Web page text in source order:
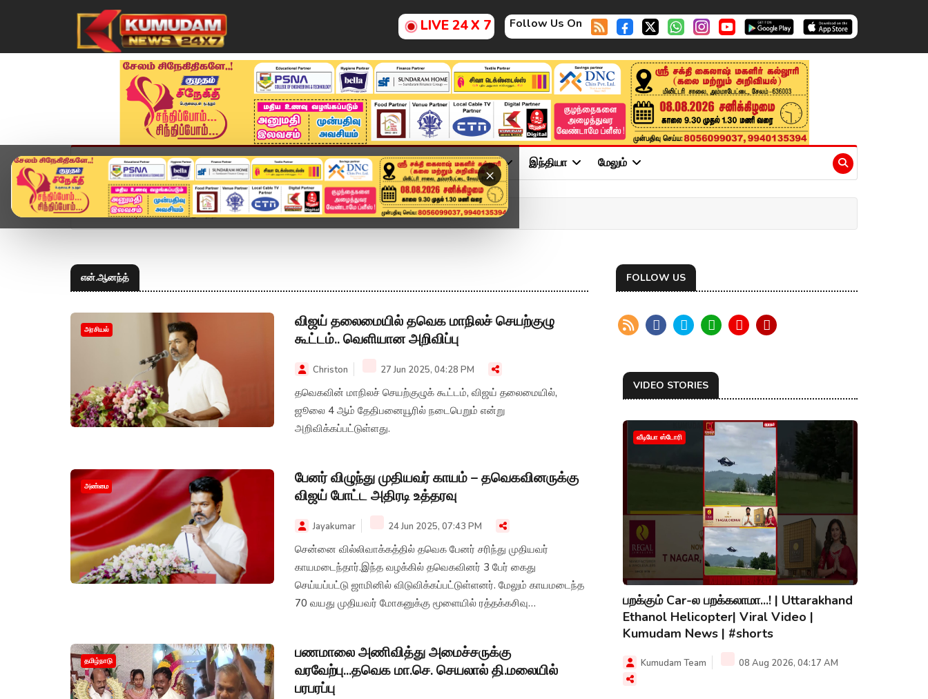
LIVE 24 X 7 Follow Us On
×
முகப்பு விளையாட்டு அண்மை தமிழ்நாடு சினிமா அரசியல் விளையாட்டு இந்தியா மேலும்
Home Topics என்.ஆனந்த்
என்.ஆனந்த்
அரசியல்
விஜய் தலைமையில் தவெக மாநிலச் செயற்குழு
கூட்டம்.. வெளியான அறிவிப்பு
Christon 27 Jun 2025, 04:28 PM
தவெகவின் மாநிலச் செயற்குழுக் கூட்டம், விஜய் தலைமையில்,
ஜூலை 4 ஆம் தேதிபனையூரில் நடைபெறும் என்று
அறிவிக்கப்பட்டுள்ளது.
அண்மை
பேனர் விழுந்து முதியவர் காயம் – தவெகவினருக்கு
விஜய் போட்ட அதிரடி உத்தரவு
Jayakumar 24 Jun 2025, 07:43 PM
சென்னை வில்லிவாக்கத்தில் தவெக பேனர் சரிந்து முதியவர்
காயமடைந்தார்.இந்த வழக்கில் தவெகவினர் 3 பேர் கைது
செய்யப்பட்டு ஜாமினில் விடுவிக்கப்பட்டுள்ளனர். மேலும் காயமடைந்த
70 வயது முதியவர் மோகனுக்கு மூளையில் ரத்தக்கசிவு
தமிழ்நாடு
பணமாலை அணிவித்து அமைச்சருக்கு
வரவேற்பு...தவெக மா.செ. செயலால் தி.மலையில்
பரபரப்பு
FOLLOW US
VIDEO STORIES
வீடியோ ஸ்டோரி
பறக்கும் Car-ல பறக்கலாமா...! | Uttarakhand
Ethanol Helicopter| Viral Video |
Kumudam News | #shorts
Kumudam Team 08 Aug 2026, 04:17 AM